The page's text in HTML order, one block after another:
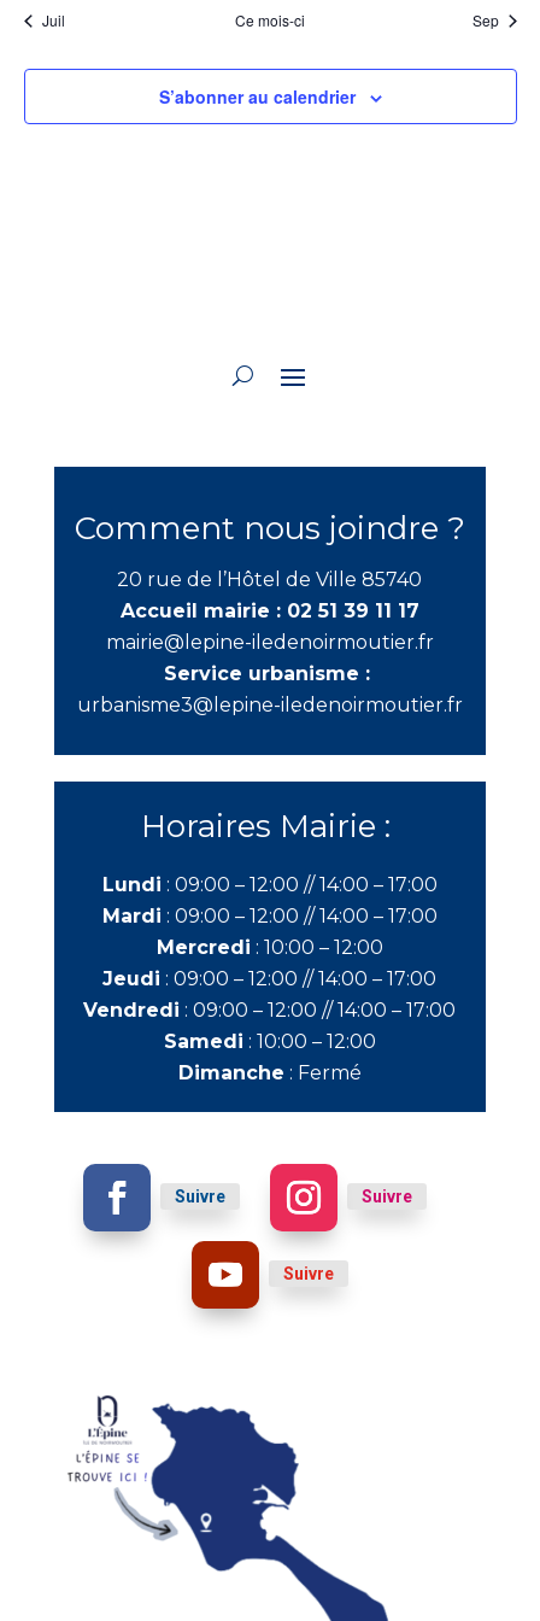
Juil Ce mois-ci Sep
S’abonner au calendrier
Comment nous joindre ?
20 rue de l’Hôtel de Ville 85740
Accueil mairie : 02 51 39 11 17
mairie@lepine-iledenoirmoutier.fr
Service urbanisme :
urbanisme3@lepine-iledenoirmoutier.fr
Horaires Mairie :
Lundi : 09:00 – 12:00 //14:00 – 17:00
Mardi : 09:00 – 12:00 //14:00 – 17:00
Mercredi : 10:00 – 12:00
Jeudi :09:00 – 12:00 //14:00 – 17:00
Vendredi :09:00 – 12:00 //14:00 – 17:00
Samedi : 10:00 – 12:00
Dimanche : Fermé
Suivre Suivre
Suivre